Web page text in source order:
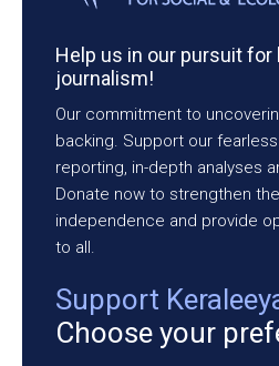
Help us in our pursuit for
journalism!
Our commitment to
backing. Support our
reporting, in-depth analyses
Donate now to strengthen
independence and provide
to all.
Support
Choose your